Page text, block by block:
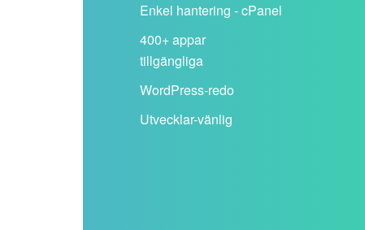
Enkel hantering - cPanel
400+ appar
tillgängliga
WordPress-redo
Utvecklar-vänlig